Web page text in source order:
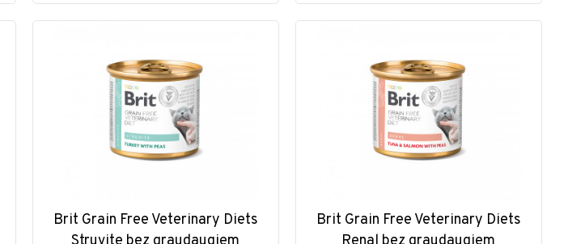
Brit Grain Free Veterinary Diets
Brit Grain Free Veterinary Diets